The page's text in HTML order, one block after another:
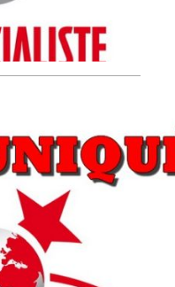
de la violence contre les